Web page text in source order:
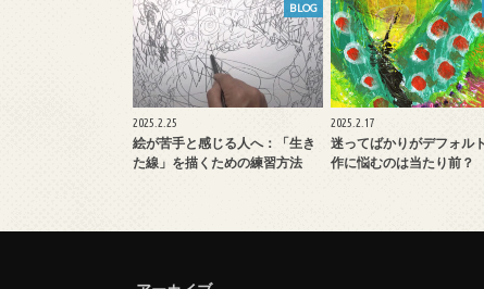
BLOG
2025.2.25
絵が苦手と感じる人へ：「生き
た線」を描くための練習方法
2025.2.17
迷ってばかりがデフォル
作に悩むのは当たり前？